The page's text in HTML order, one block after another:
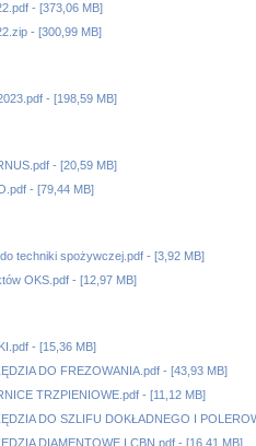
- [373,06 MB]
- [300,99 MB]
- [198,59 MB]
- [20,59 MB]
- [79,44 MB]
techniki spożywczej.pdf - [3,92 MB]
OKS.pdf - [12,97 MB]
- [15,36 MB]
DO FREZOWANIA.pdf - [43,93 MB]
TRZPIENIOWE.pdf - [11,12 MB]
DO SZLIFU DOKŁADNEGO I
DIAMENTOWE I CBN.pdf - [16,41 MB]